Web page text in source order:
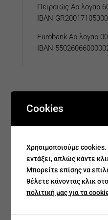
Πειραιώς Αρ λογαρ
IBAN
Eurobank Αρ λογαρ
IBAN
Σχετικά προϊόντα
Σταυρός Γυναικείος
Cookies
Χρησιμοποιούμε cookies.
εντάξει, απλώς κάντε
Μπορείτε επίσης να
θέλετε κάνοντας κλικ
πολιτική μας για τα